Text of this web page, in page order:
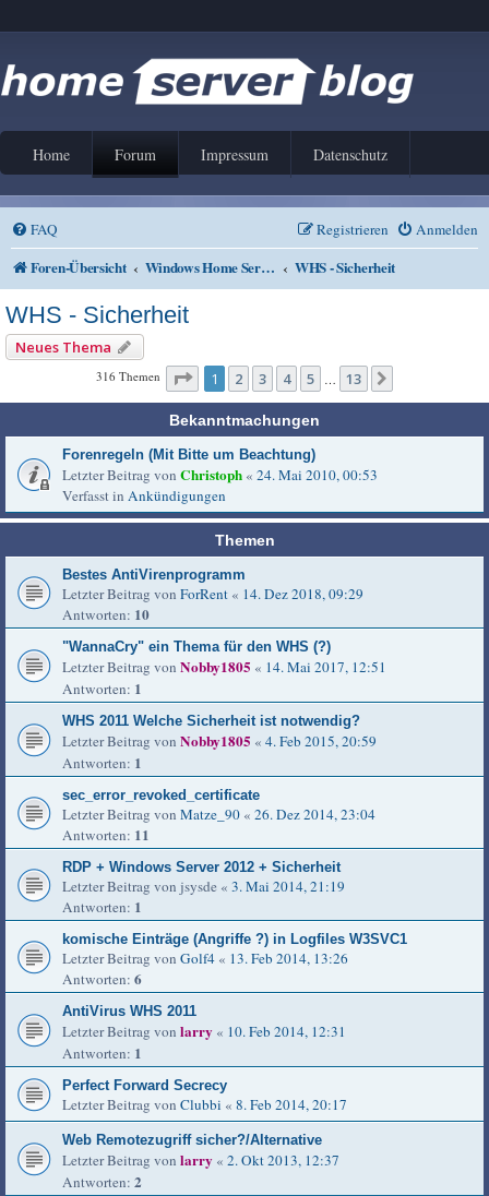
Home Forum Impressum Datenschutz
FAQ Anmelden
Registrieren
Foren-Übersicht Windows Home Server V1 und 2011 WHS - Sicherheit
WHS - Sicherheit
Neues Thema
316 Themen Seite 1von 13
1 2 3 4 5 … 13
Bekanntmachungen
Forenregeln (Mit Bitte um Beachtung)
Letzter Beitrag von Christoph « 24. Mai 2010, 00:53
Verfasst in Ankündigungen
Themen
Bestes AntiVirenprogramm
Letzter Beitrag von ForRent « 14. Dez 2018, 09:29
Antworten: 10
"WannaCry" ein Thema für den WHS (?)
Letzter Beitrag von Nobby1805 « 14. Mai 2017, 12:51
Antworten: 1
WHS 2011 Welche Sicherheit ist notwendig?
Letzter Beitrag von Nobby1805 « 4. Feb 2015, 20:59
Antworten: 1
sec_error_revoked_certificate
Letzter Beitrag von Matze_90 « 26. Dez 2014, 23:04
Antworten: 11
RDP + Windows Server 2012 + Sicherheit
Letzter Beitrag von jsysde « 3. Mai 2014, 21:19
Antworten: 1
komische Einträge (Angriffe ?) in Logfiles W3SVC1
Letzter Beitrag von Golf4 « 13. Feb 2014, 13:26
Antworten: 6
AntiVirus WHS 2011
Letzter Beitrag von larry « 10. Feb 2014, 12:31
Antworten: 1
Perfect Forward Secrecy
Letzter Beitrag von Clubbi « 8. Feb 2014, 20:17
Web Remotezugriff sicher?/Alternative
Letzter Beitrag von larry « 2. Okt 2013, 12:37
Antworten: 2